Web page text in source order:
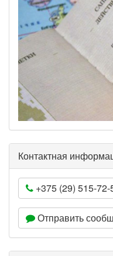
Контактная
+375 (29) 515-72-
Отправить